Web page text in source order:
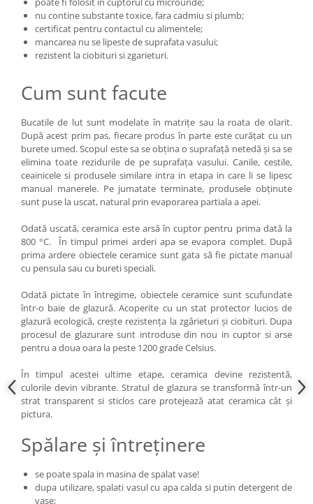
nu contine substante toxice, fara cadmiu si plumb;
certificat pentru contactul cu alimentele;
mancarea nu se lipeste de suprafata vasului;
rezistent la ciobituri si zgarieturi.
Cum sunt facute
Bucatile de lut sunt modelate în matrițe sau la roata de olarit.
După acest prim pas, fiecare produs în parte este curățat cu un
burete umed. Scopul este sa se obțina o suprafață netedă și sa se
elimina toate rezidurile de pe suprafața vasului. Canile, cestile,
ceainicele si produsele similare intra in etapa in care li se lipesc
manual manerele. Pe jumatate terminate, produsele obținute
sunt puse la uscat, natural prin evaporarea partiala a apei.
Odată uscată, ceramica este arsă în cuptor pentru prima dată la
800 °C. În timpul primei arderi apa se evapora complet. După
prima ardere obiectele ceramice sunt gata să fie pictate manual
cu pensula sau cu bureti speciali.
Odată pictate în întregime, obiectele ceramice sunt scufundate
într-o baie de glazură. Acoperite cu un stat protector lucios de
glazură ecologică, crește rezistența la zgârieturi și ciobituri. Dupa
procesul de glazurare sunt introduse din nou in cuptor si arse
pentru a doua oara la peste 1200 grade Celsius.
În timpul acestei ultime etape, ceramica devine rezistentă,
culorile devin vibrante. Stratul de glazura se transformă într-un
strat transparent si sticlos care protejează atat ceramica cât și
pictura.
Spălare și întreținere
se poate spala in masina de spalat vase!
dupa utilizare, spalati vasul cu apa calda si putin detergent de
vase;